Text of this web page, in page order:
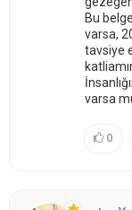
Bu
varsa,
tavsiye
varsa
0